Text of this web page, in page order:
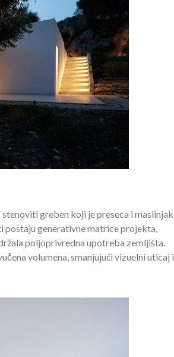
stenoviti greben koji je preseca i maslinjak
generativne matrice projekta,
poljoprivredna upotreba zemljišta.
volumena, smanjujući vizuelni uticaj i